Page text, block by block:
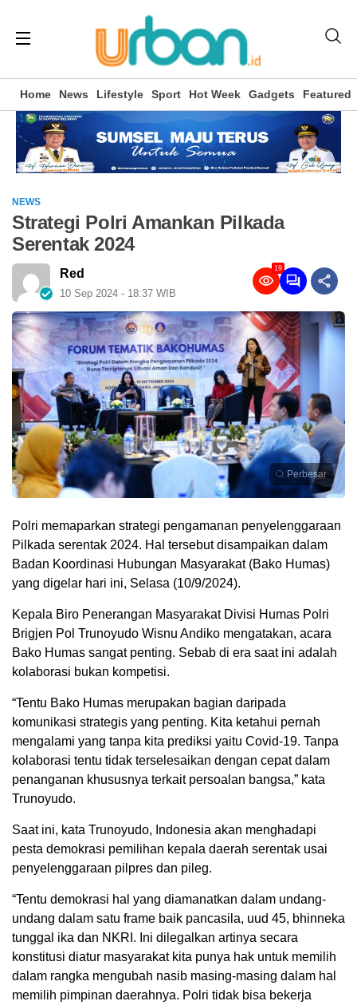
Home News Lifestyle Sport Hot Week Gadgets Featured
NEWS
Strategi Polri Amankan Pilkada
Serentak 2024
Red
10 Sep 2024 - 18:37 WIB
19
Perbesar
Polri memaparkan strategi pengamanan penyelenggaraan
Pilkada serentak 2024. Hal tersebut disampaikan dalam
Badan Koordinasi Hubungan Masyarakat (Bako Humas)
yang digelar hari ini, Selasa (10/9/2024).
Kepala Biro Penerangan Masyarakat Divisi Humas Polri
Brigjen Pol Trunoyudo Wisnu Andiko mengatakan, acara
Bako Humas sangat penting. Sebab di era saat ini adalah
kolaborasi bukan kompetisi.
“Tentu Bako Humas merupakan bagian daripada
komunikasi strategis yang penting. Kita ketahui pernah
mengalami yang tanpa kita prediksi yaitu Covid-19. Tanpa
kolaborasi tentu tidak terselesaikan dengan cepat dalam
penanganan khususnya terkait persoalan bangsa,” kata
Trunoyudo.
Saat ini, kata Trunoyudo, Indonesia akan menghadapi
pesta demokrasi pemilihan kepala daerah serentak usai
penyelenggaraan pilpres dan pileg.
“Tentu demokrasi hal yang diamanatkan dalam undang-
undang dalam satu frame baik pancasila, uud 45, bhinneka
tunggal ika dan NKRI. Ini dilegalkan artinya secara
konstitusi diatur masyarakat kita punya hak untuk memilih
dalam rangka mengubah nasib masing-masing dalam hal
memilih pimpinan daerahnya. Polri tidak bisa bekerja